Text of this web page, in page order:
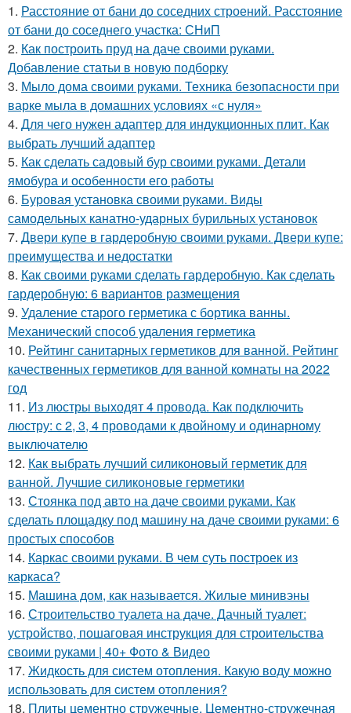
1. Расстояние от бани до соседних строений. Расстояние
от бани до соседнего участка: СНиП
2. Как построить пруд на даче своими руками.
Добавление статьи в новую подборку
3. Мыло дома своими руками. Техника безопасности при
варке мыла в домашних условиях «с нуля»
4. Для чего нужен адаптер для индукционных плит. Как
выбрать лучший адаптер
5. Как сделать садовый бур своими руками. Детали
ямобура и особенности его работы
6. Буровая установка своими руками. Виды
самодельных канатно-ударных бурильных установок
7. Двери купе в гардеробную своими руками. Двери купе:
преимущества и недостатки
8. Как своими руками сделать гардеробную. Как сделать
гардеробную: 6 вариантов размещения
9. Удаление старого герметика с бортика ванны.
Механический способ удаления герметика
10. Рейтинг санитарных герметиков для ванной. Рейтинг
качественных герметиков для ванной комнаты на 2022
год
11. Из люстры выходят 4 провода. Как подключить
люстру: с 2, 3, 4 проводами к двойному и одинарному
выключателю
12. Как выбрать лучший силиконовый герметик для
ванной. Лучшие силиконовые герметики
13. Стоянка под авто на даче своими руками. Как
сделать площадку под машину на даче своими руками: 6
простых способов
14. Каркас своими руками. В чем суть построек из
каркаса?
15. Машина дом, как называется. Жилые минивэны
16. Строительство туалета на даче. Дачный туалет:
устройство, пошаговая инструкция для строительства
своими руками | 40+ Фото & Видео
17. Жидкость для систем отопления. Какую воду можно
использовать для систем отопления?
18. Плиты цементно стружечные. Цементно-стружечная